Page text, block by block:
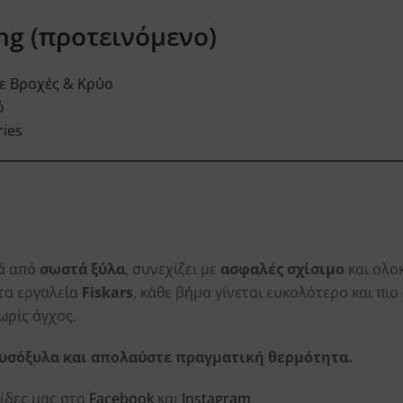
(προτεινόμενο)
Βροχές & Κρύο
από σωστά ξύλα, συνεχίζει με ασφαλές σχίσιμο και
εργαλεία Fiskars, κάθε βήμα γίνεται ευκολότερο και
άγχος.
και απολαύστε πραγματική θερμότητα.
μας στο Facebook και Instagram